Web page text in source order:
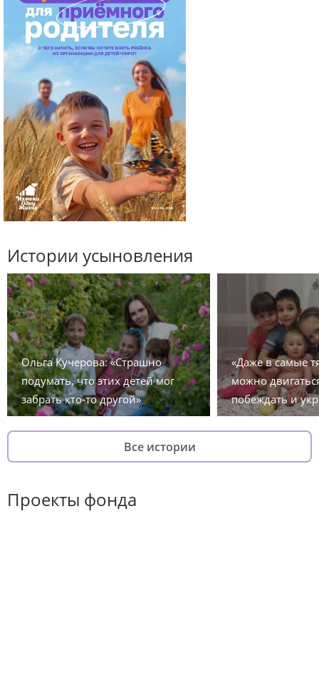
Истории усыновления
Ольга Кучерова: «Страшно
подумать, что этих детей мог
забрать кто-то другой»
«Даже в самые
можно
побеждать и
Все истории
Проекты фонда